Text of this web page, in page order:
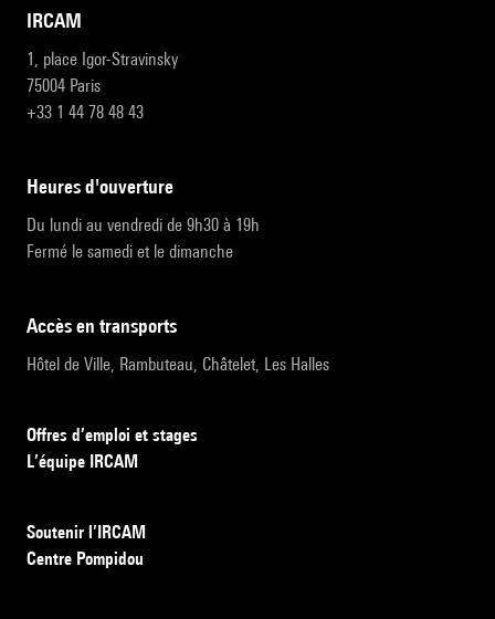
IRCAM
1, place Igor-Stravinsky
75004 Paris
+33 1 44 78 48 43
heures d'ouverture
Du lundi au vendredi de 9h30 à 19h
Fermé le samedi et le dimanche
accès en transports
Hôtel de Ville, Rambuteau, Châtelet, Les Halles
Offres d’emploi et stages
L’équipe IRCAM
Soutenir l’IRCAM
Centre Pompidou